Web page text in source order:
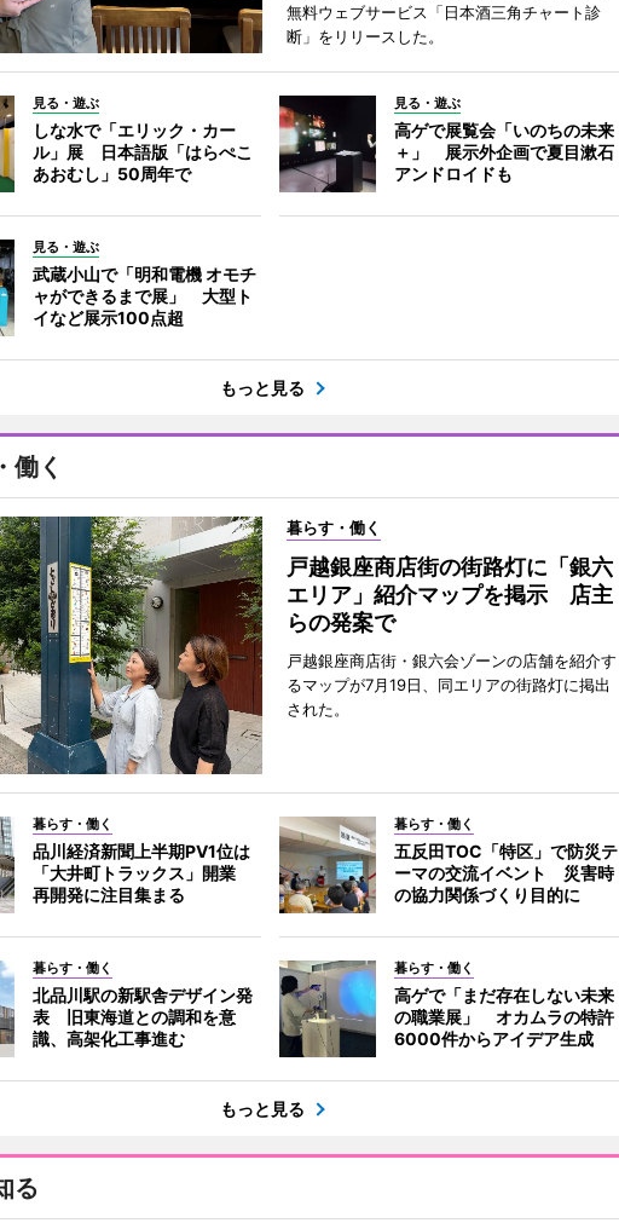
無料ウェブサービス「日本酒三角チャート診
断」をリリースした。
見る・遊ぶ
しな水で「エリック・カー
ル」展 日本語版「はらぺこ
あおむし」50周年で
見る・遊ぶ
高ゲで展覧会「いのちの未来
＋」 展示外企画で夏目漱石
アンドロイドも
見る・遊ぶ
武蔵小山で「明和電機 オモチ
ャができるまで展」 大型ト
イなど展示100点超
もっと見る
働く
暮らす・働く
戸越銀座商店街の街路灯に「銀六
エリア」紹介マップを掲示 店主
らの発案で
戸越銀座商店街・銀六会ゾーンの店舗を紹介す
るマップが7月19日、同エリアの街路灯に掲出
された。
暮らす・働く
品川経済新聞上半期PV1位は
「大井町トラックス」開業
再開発に注目集まる
暮らす・働く
五反田TOC「特区」で防災テ
ーマの交流イベント 災害時
の協力関係づくり目的に
暮らす・働く
北品川駅の新駅舎デザイン発
表 旧東海道との調和を意
識、高架化工事進む
暮らす・働く
高ゲで「まだ存在しない未来
の職業展」 オカムラの特許
6000件からアイデア生成
もっと見る
る